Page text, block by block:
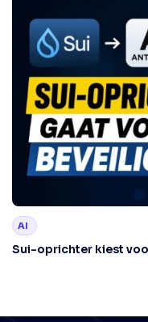
AI
Sui-oprichter kiest